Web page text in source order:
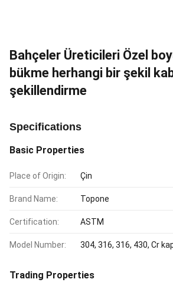
Bahçeler Üreticileri Özel
bükme herhangi bir şekil
şekillendirme
Specifications
Basic Properties
Place of Origin: Çin
Brand Name: Topone
Certification: ASTM
Model Number: 304, 316, 316, 430, Cr
Trading Properties